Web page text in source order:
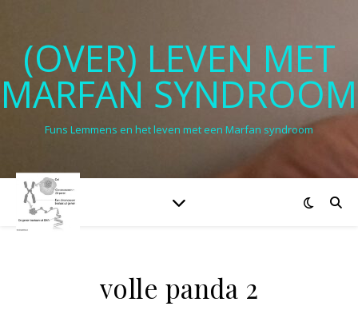
(OVER) LEVEN MET
MARFAN SYNDROOM
Funs Lemmens en het leven met een Marfan syndroom
volle panda 2